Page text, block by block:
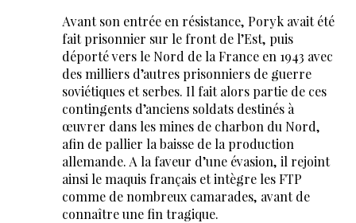
Avant son entrée en résistance, Poryk avait été
fait prisonnier sur le front de l’Est, puis
déporté vers le Nord de la France en 1943 avec
des milliers d’autres prisonniers de guerre
soviétiques et serbes. Il fait alors partie de ces
contingents d’anciens soldats destinés à
œuvrer dans les mines de charbon du Nord,
afin de pallier la baisse de la production
allemande. A la faveur d’une évasion, il rejoint
ainsi le maquis français et intègre les FTP
comme de nombreux camarades, avant de
connaître une fin tragique.